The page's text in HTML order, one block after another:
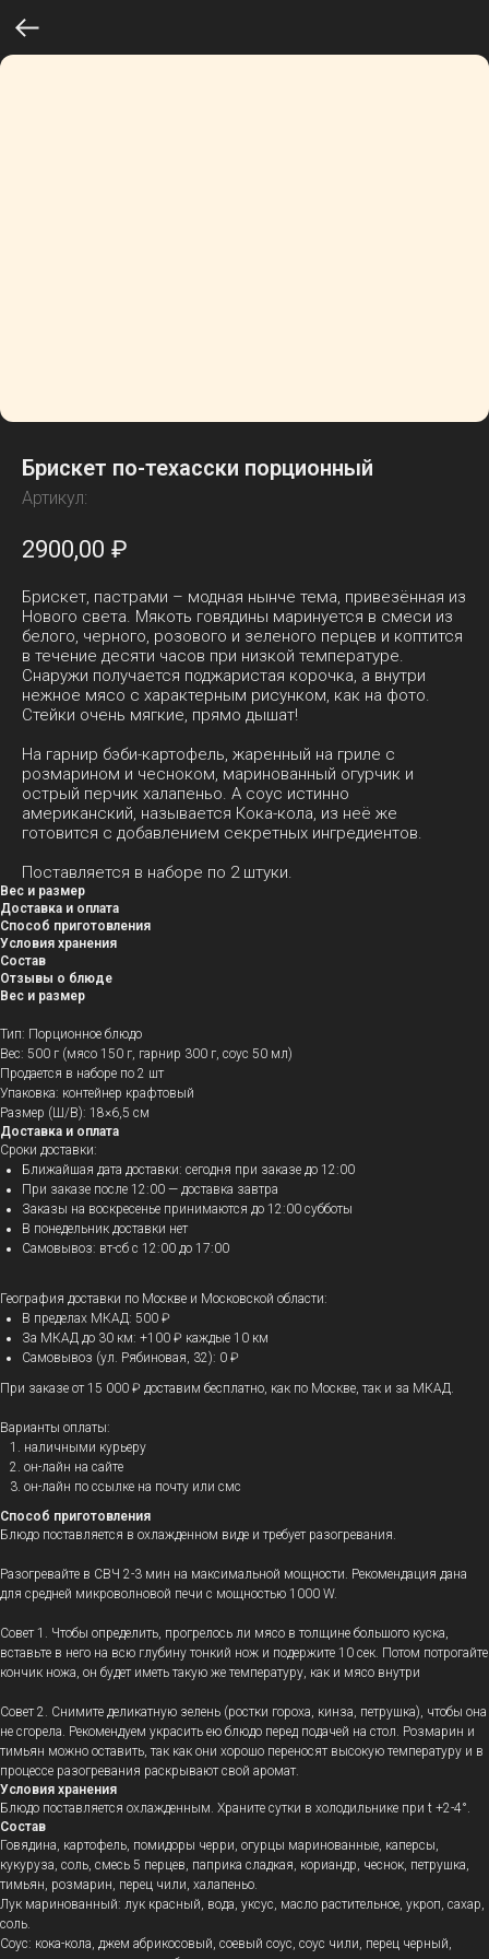
Брискет по-техасски порционный
Артикул:
2900,00 ₽
Брискет, пастрами – модная нынче тема, привезённая из
Нового света. Мякоть говядины маринуется в смеси из
белого, черного, розового и зеленого перцев и коптится
в течение десяти часов при низкой температуре.
Снаружи получается поджаристая корочка, а внутри
нежное мясо с характерным рисунком, как на фото.
Стейки очень мягкие, прямо дышат!
На гарнир бэби-картофель, жаренный на гриле с
розмарином и чесноком, маринованный огурчик и
острый перчик халапеньо. А соус истинно
американский, называется Кока-кола, из неё же
готовится с добавлением секретных ингредиентов.
Поставляется в наборе по 2 штуки.
Вес и размер
Доставка и оплата
Способ приготовления
Условия хранения
Состав
Отзывы о блюде
Вес и размер
Тип: Порционное блюдо
Вес: 500 г (мясо 150 г, гарнир 300 г, соус 50 мл)
Продается в наборе по 2 шт
Упаковка: контейнер крафтовый
Размер (Ш/В): 18×6,5 см
Доставка и оплата
Сроки доставки:
Ближайшая дата доставки: сегодня при заказе до 12:00
При заказе после 12:00 — доставка завтра
Заказы на воскресенье принимаются до 12:00 субботы
В понедельник доставки нет
Самовывоз: вт-сб с 12:00 до 17:00
География доставки по Москве и Московской области:
В пределах МКАД: 500 ₽
За МКАД до 30 км: +100 ₽ каждые 10 км
Самовывоз (ул. Рябиновая, 32): 0 ₽
При заказе от 15 000 ₽ доставим бесплатно, как по Москве, так и за МКАД.
Варианты оплаты:
наличными курьеру
он-лайн на сайте
он-лайн по ссылке на почту или смс
Способ приготовления
Блюдо поставляется в охлажденном виде и требует разогревания.
Разогревайте в СВЧ 2-3 мин на максимальной мощности. Рекомендация дана
для средней микроволновой печи с мощностью 1000 W.
Совет 1. Чтобы определить, прогрелось ли мясо в толщине большого куска,
вставьте в него на всю глубину тонкий нож и подержите 10 сек. Потом потрогайте
кончик ножа, он будет иметь такую же температуру, как и мясо внутри
Совет 2. Снимите деликатную зелень (ростки гороха, кинза, петрушка), чтобы она
не сгорела. Рекомендуем украсить ею блюдо перед подачей на стол. Розмарин и
тимьян можно оставить, так как они хорошо переносят высокую температуру и в
процессе разогревания раскрывают свой аромат.
Условия хранения
Блюдо поставляется охлажденным. Храните сутки в холодильнике при t +2-4°.
Состав
Говядина, картофель, помидоры черри, огурцы маринованные, каперсы,
кукуруза, соль, смесь 5 перцев, паприка сладкая, кориандр, чеснок, петрушка,
тимьян, розмарин, перец чили, халапеньо.
Лук маринованный: лук красный, вода, уксус, масло растительное, укроп, сахар,
соль.
Соус: кока-кола, джем абрикосовый, соевый соус, соус чили, перец черный,